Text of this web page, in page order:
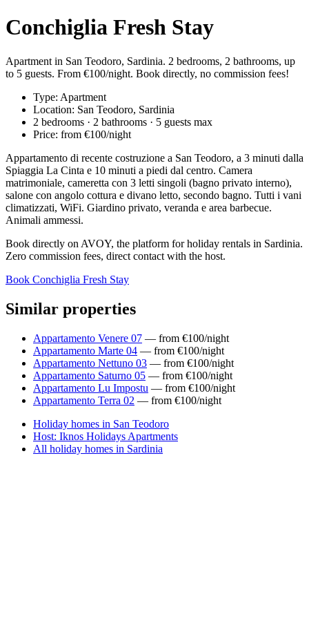
Conchiglia Fresh Stay
Apartment in San Teodoro, Sardinia. 2 bedrooms, 2 bathrooms, up
to 5 guests. From €100/night. Book directly, no commission fees!
Type: Apartment
Location: San Teodoro, Sardinia
2 bedrooms · 2 bathrooms · 5 guests max
Price: from €100/night
Appartamento di recente costruzione a San Teodoro, a 3 minuti dalla
Spiaggia La Cinta e 10 minuti a piedi dal centro. Camera
matrimoniale, cameretta con 3 letti singoli (bagno privato interno),
salone con angolo cottura e divano letto, secondo bagno. Tutti i vani
climatizzati, WiFi. Giardino privato, veranda e area barbecue.
Animali ammessi.
Book directly on AVOY, the platform for holiday rentals in Sardinia.
Zero commission fees, direct contact with the host.
Book Conchiglia Fresh Stay
Similar properties
Appartamento Venere 07 — from €100/night
Appartamento Marte 04 — from €100/night
Appartamento Nettuno 03 — from €100/night
Appartamento Saturno 05 — from €100/night
Appartamento Lu Impostu — from €100/night
Appartamento Terra 02 — from €100/night
Holiday homes in San Teodoro
Host: Iknos Holidays Apartments
All holiday homes in Sardinia